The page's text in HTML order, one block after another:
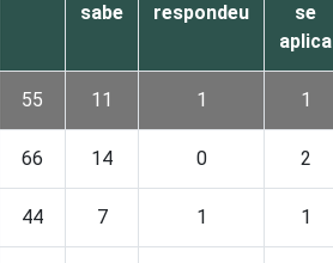
sabe
respondeu
se
aplica
55 11 1 1
66 14 0 2
44 7 1 1